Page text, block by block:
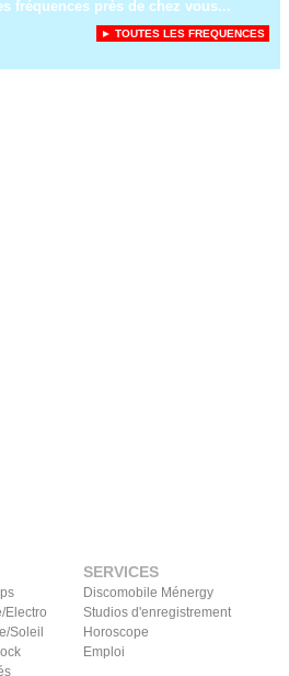
fréquences près de chez vous...
► TOUTES LES FREQUENCES
Electro
Soleil
SERVICES
Discomobile Ménergy
Studios d'enregistrement
Horoscope
Emploi